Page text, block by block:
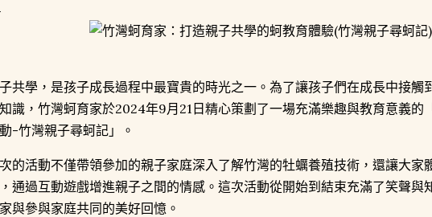
共學，是孩子成長過程中最寶貴的時光之一。為了讓孩子們在成長中接觸
識，竹灣蚵育家於2024年9月21日精心策劃了一場充滿樂趣與教育意義的
-竹灣親子尋蚵記」。
的活動不僅帶領參加的親子家庭深入了解竹灣的牡蠣養殖技術，還讓大家
通過互動遊戲增進親子之間的情感。這次活動從開始到結束充滿了笑聲與
與參與家庭共同的美好回憶。